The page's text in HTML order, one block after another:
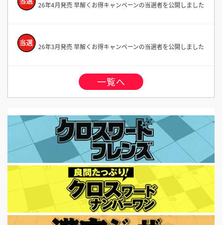
26年4月発売 早解くお得キャンペーンの当選者を公開しました
26年3月発売 早解くお得キャンペーンの当選者を公開しました
一覧へ